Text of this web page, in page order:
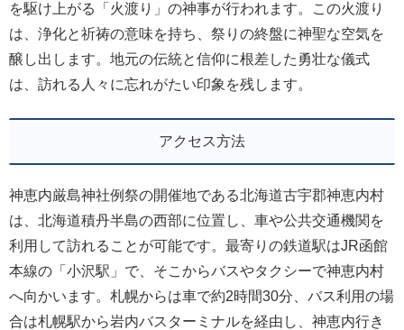
を駆け上がる「火渡り」の神事が行われます。この火渡り
は、浄化と祈祷の意味を持ち、祭りの終盤に神聖な空気を
醸し出します。地元の伝統と信仰に根差した勇壮な儀式
は、訪れる人々に忘れがたい印象を残します。
アクセス方法
神恵内厳島神社例祭の開催地である北海道古宇郡神恵内村
は、北海道積丹半島の西部に位置し、車や公共交通機関を
利用して訪れることが可能です。最寄りの鉄道駅はJR函館
本線の「小沢駅」で、そこからバスやタクシーで神恵内村
へ向かいます。札幌からは車で約2時間30分、バス利用の場
合は札幌駅から岩内バスターミナルを経由し、神恵内行き